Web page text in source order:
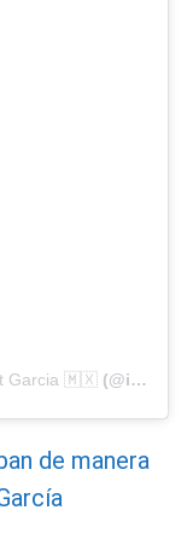
Garcia 🇲🇽 (@iamyanetgarcia) el
de manera